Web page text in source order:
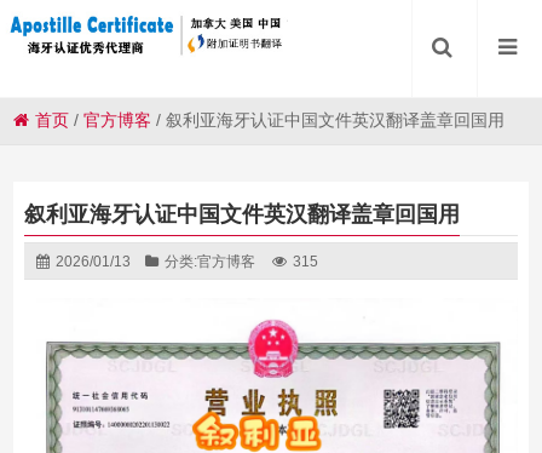
首页 /官方博客 /叙利亚海牙认证中国文件英汉翻译盖章回国用
叙利亚海牙认证中国文件英汉翻译盖章回国用
2026/01/13 分类:官方博客 315